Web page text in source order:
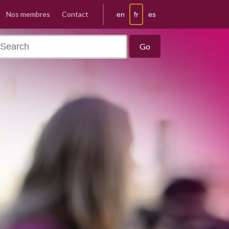
en fr es
Nos membres Contact